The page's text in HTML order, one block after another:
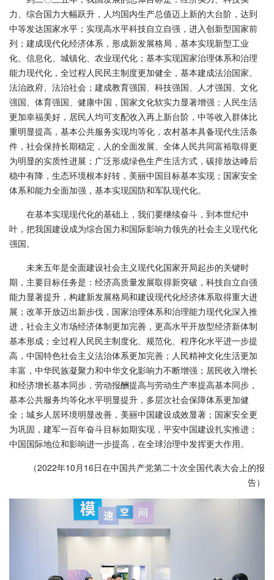
力、综合国力大幅跃升，人均国内生产总值迈上新的大台阶，达到
中等发达国家水平；实现高水平科技自立自强，进入创新型国家前
列；建成现代化经济体系，形成新发展格局，基本实现新型工业
化、信息化、城镇化、农业现代化；基本实现国家治理体系和治理
能力现代化，全过程人民民主制度更加健全，基本建成法治国家、
法治政府、法治社会；建成教育强国、科技强国、人才强国、文化
强国、体育强国、健康中国，国家文化软实力显著增强；人民生活
更加幸福美好，居民人均可支配收入再上新台阶，中等收入群体比
重明显提高，基本公共服务实现均等化，农村基本具备现代生活条
件，社会保持长期稳定，人的全面发展、全体人民共同富裕取得更
为明显的实质性进展；广泛形成绿色生产生活方式，碳排放达峰后
稳中有降，生态环境根本好转，美丽中国目标基本实现；国家安全
体系和能力全面加强，基本实现国防和军队现代化。
在基本实现现代化的基础上，我们要继续奋斗，到本世纪中
叶，把我国建设成为综合国力和国际影响力领先的社会主义现代化
强国。
未来五年是全面建设社会主义现代化国家开局起步的关键时
期，主要目标任务是：经济高质量发展取得新突破，科技自立自强
能力显著提升，构建新发展格局和建设现代化经济体系取得重大进
展；改革开放迈出新步伐，国家治理体系和治理能力现代化深入推
进，社会主义市场经济体制更加完善，更高水平开放型经济新体制
基本形成；全过程人民民主制度化、规范化、程序化水平进一步提
高，中国特色社会主义法治体系更加完善；人民精神文化生活更加
丰富，中华民族凝聚力和中华文化影响力不断增强；居民收入增长
和经济增长基本同步，劳动报酬提高与劳动生产率提高基本同步，
基本公共服务均等化水平明显提升，多层次社会保障体系更加健
全；城乡人居环境明显改善，美丽中国建设成效显著；国家安全更
为巩固，建军一百年奋斗目标如期实现，平安中国建设扎实推进；
中国国际地位和影响进一步提高，在全球治理中发挥更大作用。
（2022年10月16日在中国共产党第二十次全国代表大会上的报
告）